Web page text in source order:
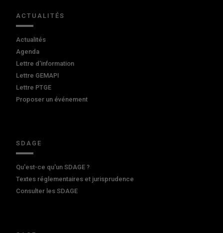
ACTUALITÉS
Actualités
Agenda
Lettre d'information
Lettre GEMAPI
Lettre PTGE
Proposer un événement
SDAGE
Qu'est-ce qu'un SDAGE ?
Textes réglementaires et jurisprudence
Consulter les SDAGE